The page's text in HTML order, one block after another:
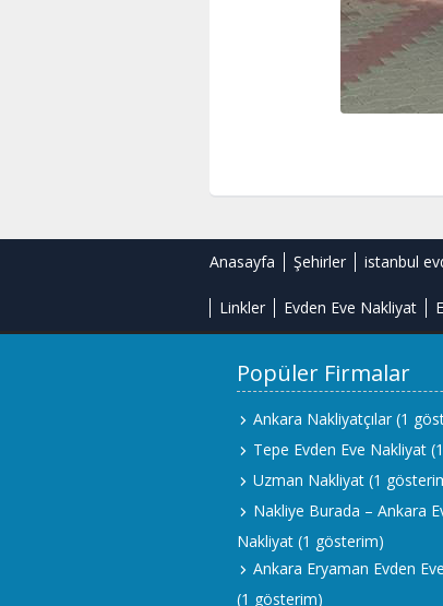
Anasayfa Şehirler istanbul
Linkler Evden Eve Nakliyat
Popüler Firmalar
Ankara Nakliyatçılar (1
Tepe Evden Eve Nakliyat
Uzman Nakliyat (1
Nakliye Burada – Ankara
Nakliyat (1 gösterim)
Ankara Eryaman Evden
(1 gösterim)